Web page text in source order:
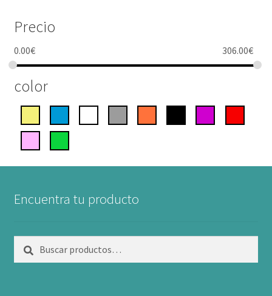
Precio
0.00€ 306.00€
color
Encuentra tu producto
por: